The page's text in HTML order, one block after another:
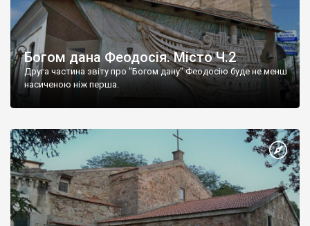
Богом дана Феодосія. Місто Ч.2
Друга частина звіту про "Богом дану" Феодосію буде не менш
насиченою ніж перша.